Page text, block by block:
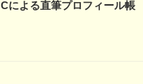
による直筆プロフィール帳